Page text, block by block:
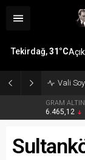
UMKE
GRAM ALTIN
6.465,12
Tekirdağ,31°CAçık